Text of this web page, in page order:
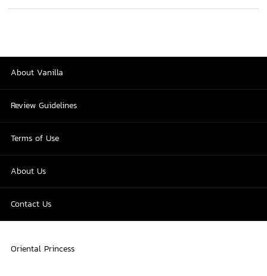
About Vanilla
Review Guidelines
Terms of Use
About Us
Contact Us
Oriental Princess